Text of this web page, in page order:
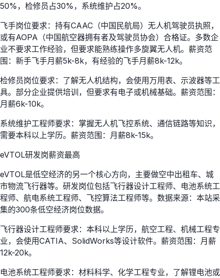
50%，检修员占30%，系统维护占20%。
飞手岗位要求：持有CAAC（中国民航局）无人机驾驶员执照，
或有AOPA（中国航空器拥有者及驾驶员协会）合格证。多数企
业不要求工作经验，但要求能熟练操作多旋翼无人机。薪资范
围：新手飞手月薪5k-8k，有经验的飞手月薪8k-12k。
检修员岗位要求：了解无人机结构，会使用万用表、示波器等工
具。部分企业提供培训，但要求有电子或机械基础。薪资范围：
月薪6k-10k。
系统维护工程师要求：掌握无人机飞控系统、通信链路等知识，
需要本科以上学历。薪资范围：月薪8k-15k。
eVTOL研发岗薪资最高
eVTOL是低空经济的另一个核心方向，主要做空中出租车、城
市物流飞行器等。研发岗位包括飞行器设计工程师、电池系统工
程师、航电系统工程师、飞控算法工程师等。数据来源：本站采
集的300条低空经济岗位数据。
飞行器设计工程师要求：本科以上学历，航空工程、机械工程专
业，会使用CATIA、SolidWorks等设计软件。薪资范围：月薪
12k-20k。
电池系统工程师要求：材料科学、化学工程专业，了解锂电池或